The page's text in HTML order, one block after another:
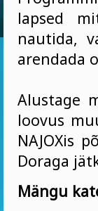
lapsed
nautida,
arendada
Alustage
loovus
NAJOXis
Doraga
Mängu